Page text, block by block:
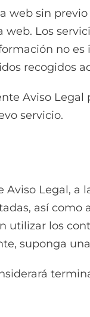
web sin
Los
no
recogidos
Aviso
servicio.
Legal, a
así como
utilizar los
suponga